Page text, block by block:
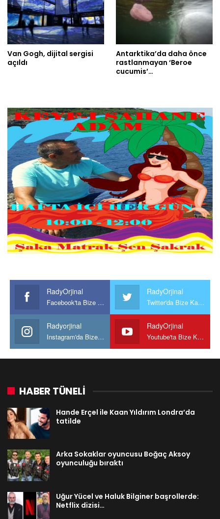
Van Gogh, dijital sergisi
açıldı
Antarktika’da daha önce
rastlanmayan ‘Beroe
cucumis’…
RadyOrjinal
Facebook'ta Bize Katılın
RadyOrjinal
Twitter'da Bize Katılın
Radyorjinal
Instagram'da Bize katılın
RadyOrjinal
Youtube'ta Bize Katılın
HABER TÜNELİ
Hande Erçel ile Kaan Yıldırım Londra’da
tatilde
Arka Sokaklar oyuncusu Boğaç Aksoy
oyunculuğu bıraktı
Uğur Yücel ve Haluk Bilginer başrollerde:
Netflix dizisi…